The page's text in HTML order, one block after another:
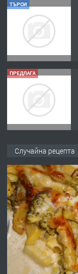
ТЪРСИ
ПРЕДЛАГА
ПРЕДЛАГА
Случайна рецепта